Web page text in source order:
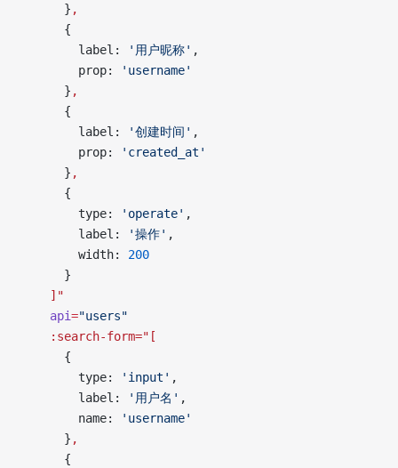
      }
,
      {
        label:
'用户昵称' ,
        prop:
'username'
      }
,
      {
        label:
'创建时间' ,
        prop:
'created_at'
      }
,
      {
        type:
'operate' ,
        label:
'操作' ,
        width:
200
      }
    ]"
    api
="users"
    :search-form="[
      {
        type:
'input' ,
        label:
'用户名' ,
        name:
'username'
      }
,
      {